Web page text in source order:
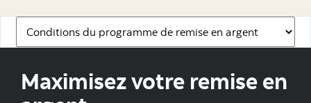
Navigation Links
Maximisez votre remise en